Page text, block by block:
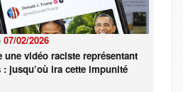
07/02/2026
vidéo raciste représentant
jusqu’où ira cette impunité